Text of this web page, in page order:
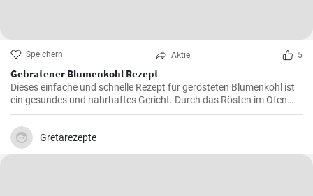
Speichern Aktie 5
Gebratener Blumenkohl Rezept
Dieses einfache und schnelle Rezept für gerösteten Blumenkohl ist
ein gesundes und nahrhaftes Gericht. Durch das Rösten im Ofen
erhält der Blumenkohl einen wunderbar süßen und nussigen
Geschmack. Servieren Sie ihn als Beilage oder als Hauptgericht.
Gretarezepte